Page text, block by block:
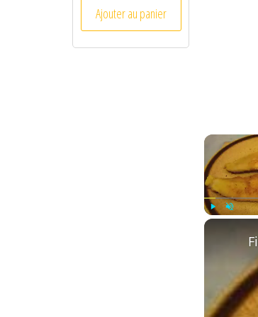
Ajouter au panier